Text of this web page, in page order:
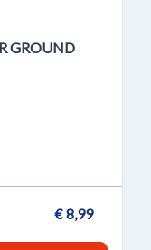
GROUND
€ 8,99